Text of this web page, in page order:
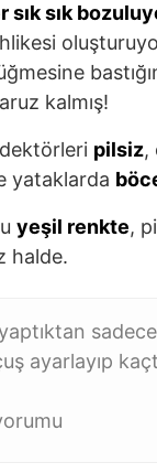
sık sık
kalmış!
pilsiz,
yataklarda
yeşil renkte,
halde.
ayarlayıp